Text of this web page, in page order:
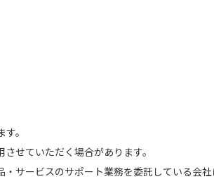
。
せていただく場合があります。
サービスのサポート業務を委託している会